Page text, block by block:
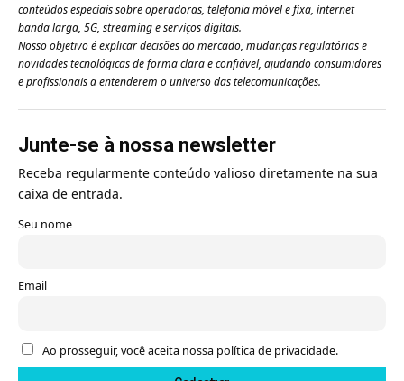
conteúdos especiais sobre operadoras, telefonia móvel e fixa, internet
banda larga, 5G, streaming e serviços digitais.
Nosso objetivo é explicar decisões do mercado, mudanças regulatórias e
novidades tecnológicas de forma clara e confiável, ajudando consumidores
e profissionais a entenderem o universo das telecomunicações.
Junte-se à nossa newsletter
Receba regularmente conteúdo valioso diretamente na sua
caixa de entrada.
Seu nome
Email
Ao prosseguir, você aceita nossa política de privacidade.